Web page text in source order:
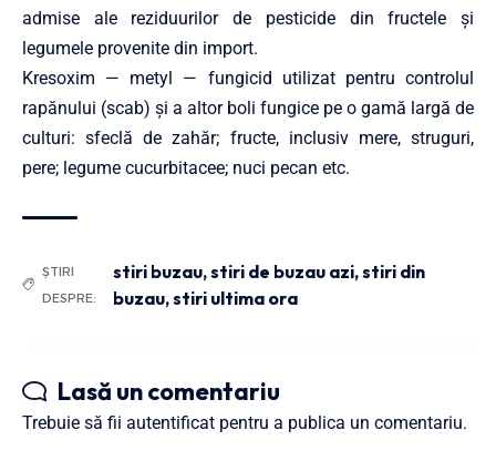
admise ale reziduurilor de pesticide din fructele și
legumele provenite din import.
Kresoxim — metyl — fungicid utilizat pentru controlul
rapănului (scab) și a altor boli fungice pe o gamă largă de
culturi: sfeclă de zahăr; fructe, inclusiv mere, struguri,
pere; legume cucurbitacee; nuci pecan etc.
ȘTIRI
DESPRE:
stiri buzau,stiri de buzau azi,stiri din
buzau,stiri ultima ora
Lasă un comentariu
Trebuie să fii autentificat pentru a publica un comentariu.